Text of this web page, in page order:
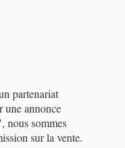
partenariat
une annonce
nous sommes
sur la vente.